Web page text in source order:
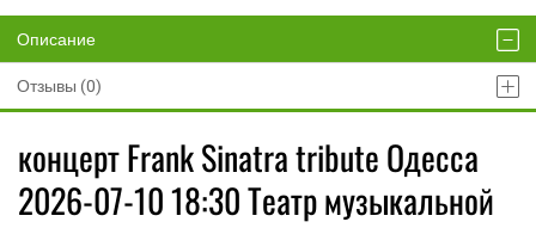
Описание
Отзывы (0)
концерт Frank Sinatra tribute Одесса
2026-07-10 18:30 Театр музыкальной